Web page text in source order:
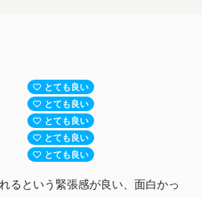
とても良い
とても良い
とても良い
とても良い
とても良い
るという緊張感が良い、面白かっ